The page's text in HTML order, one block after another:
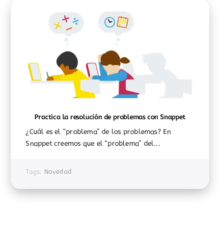
Practica la resolución de problemas con Snappet
¿Cuál es el “problema” de los problemas? En
Snappet creemos que el “problema” del...
Tags: Novedad